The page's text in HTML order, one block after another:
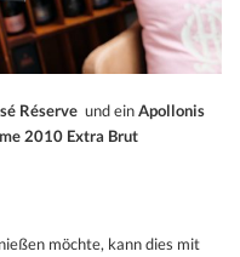
Réserve und einApollonis
2010 Extra Brut
möchte, kann dies mit